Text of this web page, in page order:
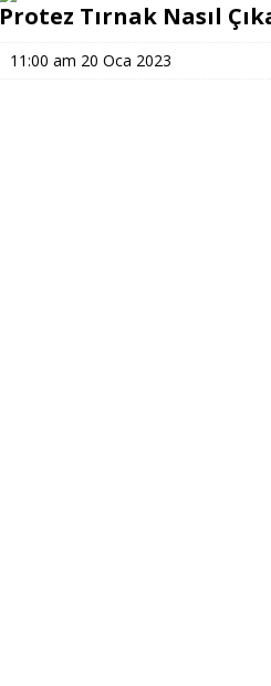
Protez Tırnak Nasıl
11:00 am 20 Oca 2023